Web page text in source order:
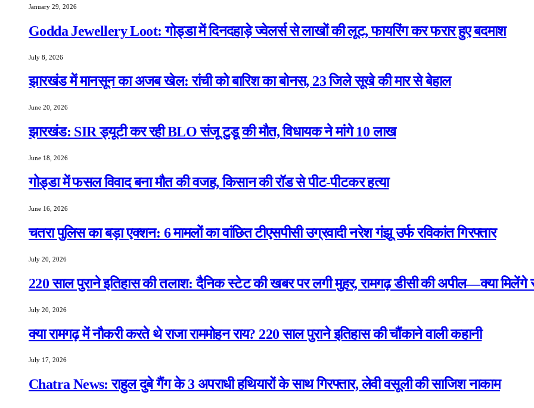
January 29, 2026
Godda Jewellery Loot: गोड्डा में दिनदहाड़े ज्वेलर्स से लाखों की लूट, फायरिंग कर फरार हुए बदमाश
July 8, 2026
झारखंड में मानसून का अजब खेल: रांची को बारिश का बोनस, 23 जिले सूखे की मार से बेहाल
June 20, 2026
झारखंड: SIR ड्यूटी कर रही BLO संजू टुडू की मौत, विधायक ने मांगे 10 लाख
June 18, 2026
गोड्डा में फसल विवाद बना मौत की वजह, किसान की रॉड से पीट-पीटकर हत्या
June 16, 2026
चतरा पुलिस का बड़ा एक्शन: 6 मामलों का वांछित टीएसपीसी उग्रवादी नरेश गंझू उर्फ रविकांत गिरफ्तार
July 20, 2026
220 साल पुराने इतिहास की तलाश: दैनिक स्टेट की खबर पर लगी मुहर, रामगढ़ डीसी की अपील—क्या मिलेंगे
July 20, 2026
क्या रामगढ़ में नौकरी करते थे राजा राममोहन राय? 220 साल पुराने इतिहास की चौंकाने वाली कहानी
July 17, 2026
Chatra News: राहुल दुबे गैंग के 3 अपराधी हथियारों के साथ गिरफ्तार, लेवी वसूली की साजिश नाकाम